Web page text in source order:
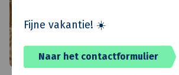
Fijne vakantie! ☀️
Naar het contactformulier